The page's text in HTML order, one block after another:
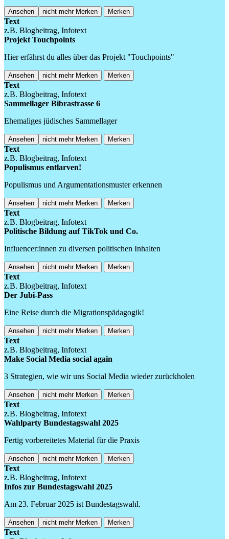
Ansehen nicht mehr Merken Merken
Text
z.B. Blogbeitrag, Infotext
Projekt Touchpoints
Hier erfährst du alles über das Projekt "Touchpoints"
Ansehen nicht mehr Merken Merken
Text
z.B. Blogbeitrag, Infotext
Sammellager Bibrastrasse 6
Ehemaliges jüdisches Sammellager
Ansehen nicht mehr Merken Merken
Text
z.B. Blogbeitrag, Infotext
Populismus entlarven!
Populismus und Argumentationsmuster erkennen
Ansehen nicht mehr Merken Merken
Text
z.B. Blogbeitrag, Infotext
Politische Bildung auf TikTok und Co.
Influencer:innen zu diversen politischen Inhalten
Ansehen nicht mehr Merken Merken
Text
z.B. Blogbeitrag, Infotext
Der Jubi-Pass
Eine Reise durch die Migrationspädagogik!
Ansehen nicht mehr Merken Merken
Text
z.B. Blogbeitrag, Infotext
Make Social Media social again
3 Strategien, wie wir uns Social Media wieder zurückholen
Ansehen nicht mehr Merken Merken
Text
z.B. Blogbeitrag, Infotext
Wahlparty Bundestagswahl 2025
Fertig vorbereitetes Material für die Praxis
Ansehen nicht mehr Merken Merken
Text
z.B. Blogbeitrag, Infotext
Infos zur Bundestagswahl 2025
Am 23. Februar 2025 ist Bundestagswahl.
Ansehen nicht mehr Merken Merken
Text